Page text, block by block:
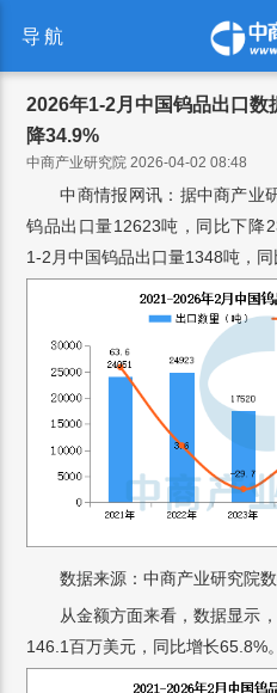
导航
2026年1-2月中国钨品出口
降34.9%
中商产业研究院 2026-04-02 08:48
中商情报网讯：据中商产业
钨品出口量12623吨，同比下降
1-2月中国钨品出口量1348吨，同
数据来源：中商产业研究院
从金额方面来看，数据显示
146.1百万美元，同比增长65.8%。